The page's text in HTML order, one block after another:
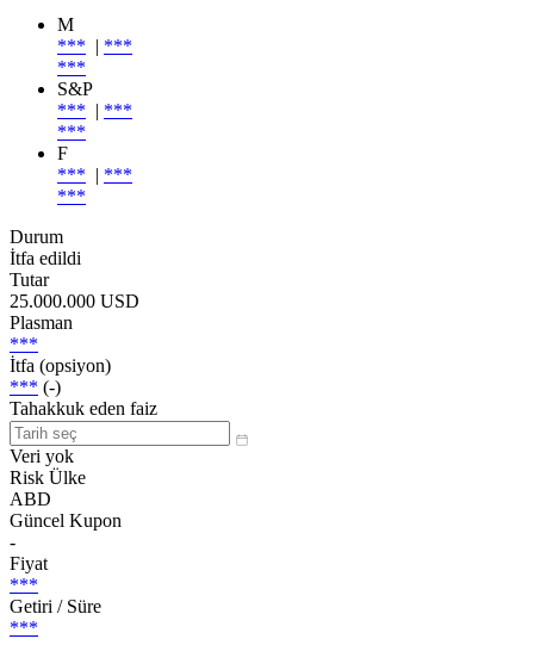
M
*** | ***
***
S&P
*** | ***
***
F
*** | ***
***
Durum
İtfa edildi
Tutar
25.000.000 USD
Plasman
***
İtfa (opsiyon)
*** (-)
Tahakkuk eden faiz
Veri yok
Risk Ülke
ABD
Güncel Kupon
-
Fiyat
***
Getiri / Süre
***